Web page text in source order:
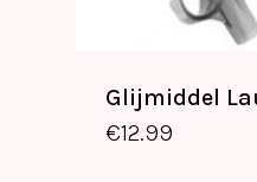
Glijmiddel
€12.99
€